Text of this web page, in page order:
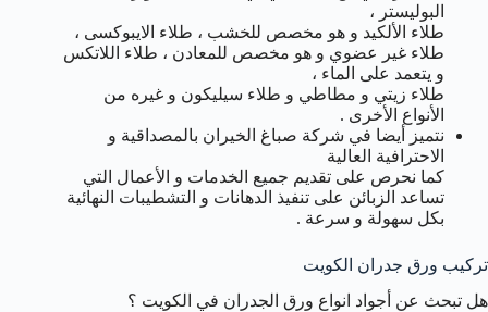
البوليستر ،
طلاء الألكيد و هو مخصص للخشب ، طلاء الايبوكسى ،
طلاء غير عضوي و هو مخصص للمعادن ، طلاء اللاتكس
و يتعمد على الماء ،
طلاء زيتي و مطاطي و طلاء سيليكون و غيره من
الأنواع الأخرى .
نتميز أيضا في شركة صباغ الخيران بالمصداقية و
الاحترافية العالية
كما نحرص على تقديم جميع الخدمات و الأعمال التي
تساعد الزبائن على تنفيذ الدهانات و التشطيبات النهائية
بكل سهولة و سرعة .
تركيب ورق جدران الكويت
هل تبحث عن أجواد انواع ورق الجدران في الكويت ؟